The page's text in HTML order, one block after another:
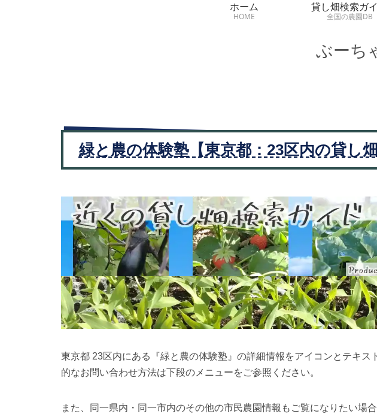
ぶーち
ホーム
HOME
貸し畑検索ガ
全国の農園DB
緑と農の体験塾【東京都：23区内の貸し畑
東京都 23区内にある『緑と農の体験塾』の詳細情報をアイコンとテキス
的なお問い合わせ方法は下段のメニューをご参照ください。
また、同一県内・同一市内のその他の市民農園情報もご覧になりたい場